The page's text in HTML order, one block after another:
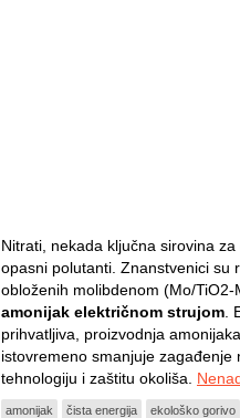
Nitrati, nekada ključna sirovina
opasni polutanti. Znanstvenici su
obloženih molibdenom (Mo/TiO2-
amonijak električnom strujom
prihvatljiva, proizvodnja
istovremeno smanjuje zagađenje
tehnologiju i zaštitu okoliša.
amonijak čista energija ekološko gorivo